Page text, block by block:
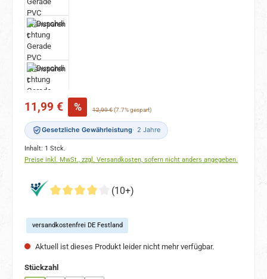
Verkaufspreis:
11,99 € % Regulärer Preis:
12,99 €(7.7% gespart)
Gesetzliche Gewährleistung 2 Jahre
Inhalt: 1 Stck.
Preise inkl. MwSt., zzgl. Versandkosten, sofern nicht anders angegeben.
(10+)
versandkostenfrei DE Festland
Aktuell ist dieses Produkt leider nicht mehr verfügbar.
Stückzahlauswählen